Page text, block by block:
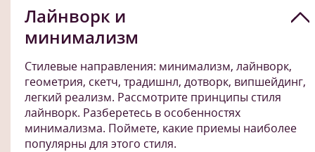
Лайнворк и
минимализм
Стилевые направления: минимализм, лайнворк,
геометрия, скетч, традишнл, дотворк, випшейдинг,
легкий реализм. Рассмотрите принципы стиля
лайнворк. Разберетесь в особенностях
минимализма. Поймете, какие приемы наиболее
популярны для этого стиля.